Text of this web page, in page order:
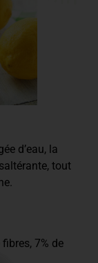
d’eau, la
tout
fibres, 7% de